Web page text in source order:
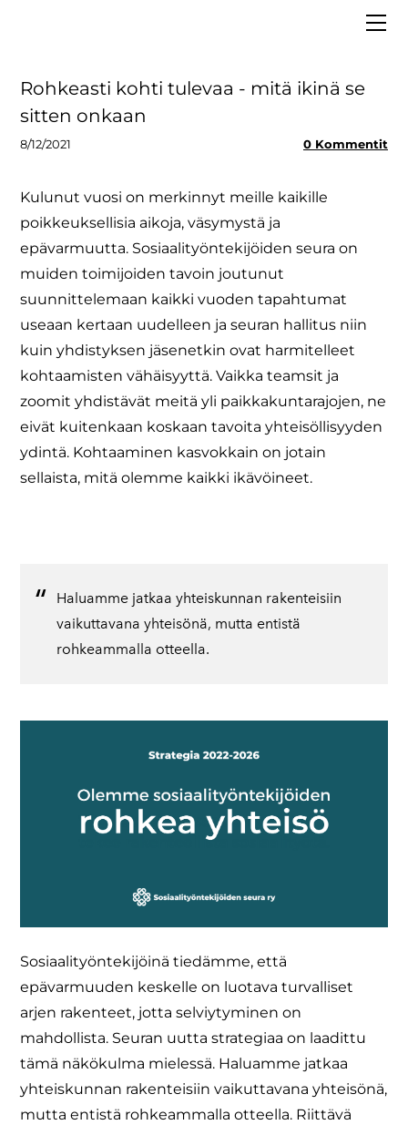
Rohkeasti kohti tulevaa - mitä ikinä se
sitten onkaan
8/12/2021 0 Kommentit
Kulunut vuosi on merkinnyt meille kaikille
poikkeuksellisia aikoja, väsymystä ja
epävarmuutta. Sosiaalityöntekijöiden seura on
muiden toimijoiden tavoin joutunut
suunnittelemaan kaikki vuoden tapahtumat
useaan kertaan uudelleen ja seuran hallitus niin
kuin yhdistyksen jäsenetkin ovat harmitelleet
kohtaamisten vähäisyyttä. Vaikka teamsit ja
zoomit yhdistävät meitä yli paikkakuntarajojen, ne
eivät kuitenkaan koskaan tavoita yhteisöllisyyden
ydintä. Kohtaaminen kasvokkain on jotain
sellaista, mitä olemme kaikki ikävöineet.
Haluamme jatkaa yhteiskunnan rakenteisiin
vaikuttavana yhteisönä, mutta entistä
rohkeammalla otteella.
Sosiaalityöntekijöinä tiedämme, että
epävarmuuden keskelle on luotava turvalliset
arjen rakenteet, jotta selviytyminen on
mahdollista. Seuran uutta strategiaa on laadittu
tämä näkökulma mielessä. Haluamme jatkaa
yhteiskunnan rakenteisiin vaikuttavana yhteisönä,
mutta entistä rohkeammalla otteella. Riittävä
Tiedolla johtaminen